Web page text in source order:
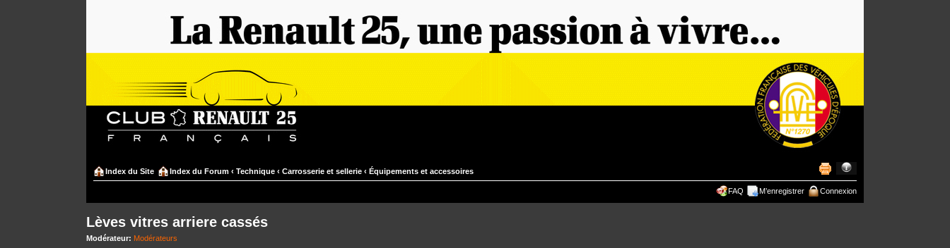
Index du Site Index du Forum ‹ Technique ‹ Carrosserie et sellerie ‹ Équipements et accessoires
FAQ M’enregistrer Connexion
Lèves vitres arriere cassés
Modérateur: Modérateurs